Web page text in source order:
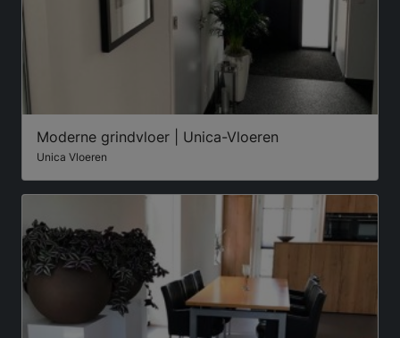
Moderne grindvloer | Unica-Vloeren
Unica Vloeren